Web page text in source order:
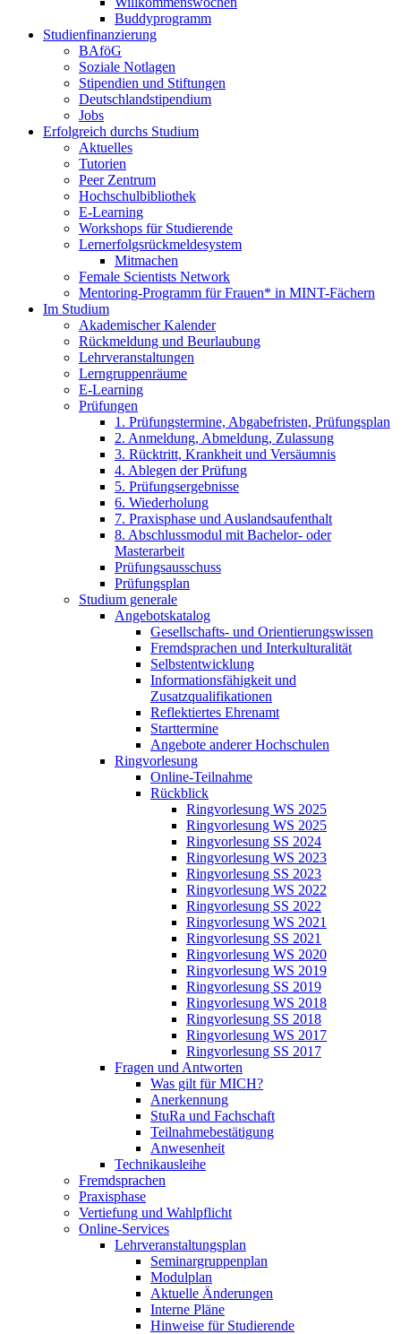
Buddyprogramm
Studienfinanzierung
BAföG
Soziale Notlagen
Stipendien und Stiftungen
Deutschlandstipendium
Jobs
Erfolgreich durchs Studium
Aktuelles
Tutorien
Peer Zentrum
Hochschulbibliothek
E-Learning
Workshops für Studierende
Lernerfolgsrückmeldesystem
Mitmachen
Female Scientists Network
Mentoring-Programm für Frauen* in MINT-Fächern
Im Studium
Akademischer Kalender
Rückmeldung und Beurlaubung
Lehrveranstaltungen
Lerngruppenräume
E-Learning
Prüfungen
1. Prüfungstermine, Abgabefristen, Prüfungsplan
2. Anmeldung, Abmeldung, Zulassung
3. Rücktritt, Krankheit und Versäumnis
4. Ablegen der Prüfung
5. Prüfungsergebnisse
6. Wiederholung
7. Praxisphase und Auslandsaufenthalt
8. Abschlussmodul mit Bachelor- oder
Masterarbeit
Prüfungsausschuss
Prüfungsplan
Studium generale
Angebotskatalog
Gesellschafts- und Orientierungswissen
Fremdsprachen und Interkulturalität
Selbstentwicklung
Informationsfähigkeit und
Zusatzqualifikationen
Reflektiertes Ehrenamt
Starttermine
Angebote anderer Hochschulen
Ringvorlesung
Online-Teilnahme
Rückblick
Ringvorlesung WS 2025
Ringvorlesung WS 2025
Ringvorlesung SS 2024
Ringvorlesung WS 2023
Ringvorlesung SS 2023
Ringvorlesung WS 2022
Ringvorlesung SS 2022
Ringvorlesung WS 2021
Ringvorlesung SS 2021
Ringvorlesung WS 2020
Ringvorlesung WS 2019
Ringvorlesung SS 2019
Ringvorlesung WS 2018
Ringvorlesung SS 2018
Ringvorlesung WS 2017
Ringvorlesung SS 2017
Fragen und Antworten
Was gilt für MICH?
Anerkennung
StuRa und Fachschaft
Teilnahmebestätigung
Anwesenheit
Technikausleihe
Fremdsprachen
Praxisphase
Vertiefung und Wahlpflicht
Online-Services
Lehrveranstaltungsplan
Seminargruppenplan
Modulplan
Aktuelle Änderungen
Interne Pläne
Hinweise für Studierende